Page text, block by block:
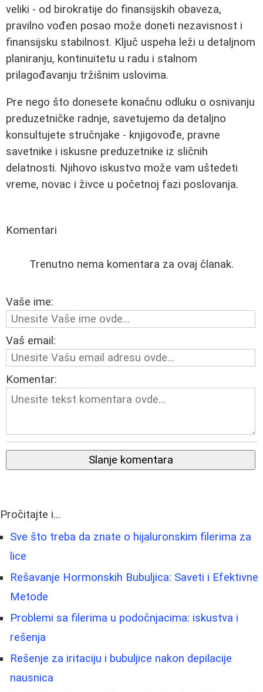
veliki - od birokratije do finansijskih obaveza,
pravilno vođen posao može doneti nezavisnost i
finansijsku stabilnost. Ključ uspeha leži u detaljnom
planiranju, kontinuitetu u radu i stalnom
prilagođavanju tržišnim uslovima.
Pre nego što donesete konačnu odluku o osnivanju
preduzetničke radnje, savetujemo da detaljno
konsultujete stručnjake - knjigovođe, pravne
savetnike i iskusne preduzetnike iz sličnih
delatnosti. Njihovo iskustvo može vam uštedeti
vreme, novac i živce u početnoj fazi poslovanja.
Komentari
Trenutno nema komentara za ovaj članak.
Vaše ime:
Vaš email:
Komentar:
Slanje komentara
Pročitajte i...
Sve što treba da znate o hijaluronskim filerima za
lice
Rešavanje Hormonskih Bubuljica: Saveti i Efektivne
Metode
Problemi sa filerima u podočnjacima: iskustva i
rešenja
Rešenje za iritaciju i bubuljice nakon depilacije
nausnica